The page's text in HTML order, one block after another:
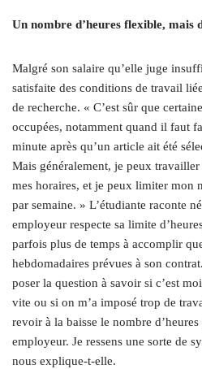
Un nombre d’heures flexible, mais
Malgré son salaire qu’elle juge
satisfaite des conditions de travail
de recherche. « C’est sûr que
occupées, notamment quand il faut
minute après qu’un article ait été
Mais généralement, je peux
mes horaires, et je peux limiter mon
par semaine. » L’étudiante raconte
employeur respecte sa limite
parfois plus de temps à accomplir
hebdomadaires prévues à son
poser la question à savoir si c’est
vite ou si on m’a imposé trop de
revoir à la baisse le nombre
employeur. Je ressens une sorte de
nous explique-t-elle.